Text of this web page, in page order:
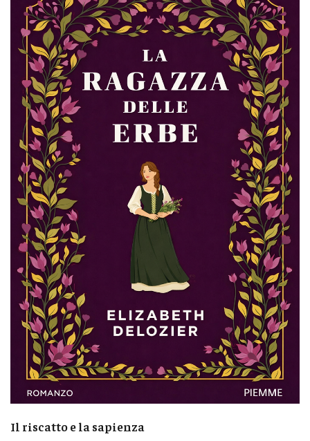
Il riscatto e la sapienza